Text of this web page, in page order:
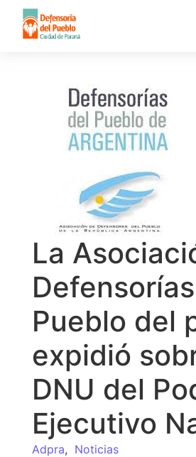
La
Pueblo del
expidió
DNU del
Ejecutivo
Adpra, Noticias